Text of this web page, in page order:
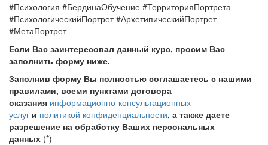
#Психология #БердинаОбучение #ТерриторияПортрета
#ПсихологическийПортрет #АрхетипическийПортрет
#МетаПортрет
Если Вас заинтересовал данный курс, просим Вас
заполнить форму ниже.
Заполнив форму Вы полностью соглашаетесь с нашими
правилами, всеми пунктами договора
оказания информационно-консультационных
услуг и политикой конфиденциальности, а также даете
разрешение на обработку Ваших персональных
данных (*)